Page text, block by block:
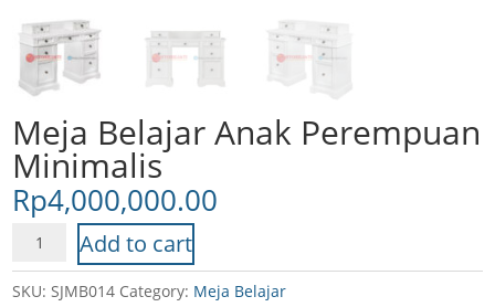
Meja Belajar Anak Perempuan
Minimalis
Rp4,000,000.00
Meja
Anak
Add to cart
SKU:SJMB014 Category: Meja Belajar